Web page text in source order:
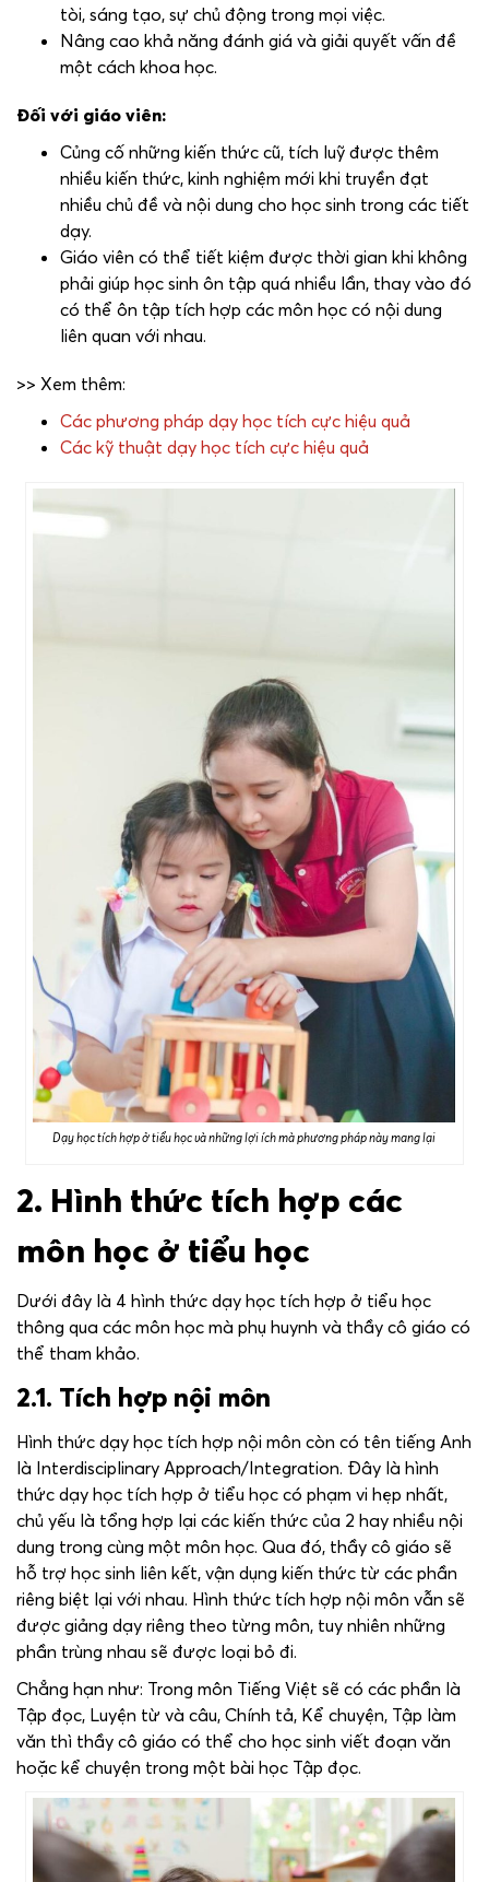
tòi, sáng tạo, sự chủ động trong mọi việc.
Nâng cao khả năng đánh giá và giải quyết vấn đề
một cách khoa học.
Đối với giáo viên:
Củng cố những kiến thức cũ, tích luỹ được thêm
nhiều kiến thức, kinh nghiệm mới khi truyền đạt
nhiều chủ đề và nội dung cho học sinh trong các tiết
dạy.
Giáo viên có thể tiết kiệm được thời gian khi không
phải giúp học sinh ôn tập quá nhiều lần, thay vào đó
có thể ôn tập tích hợp các môn học có nội dung
liên quan với nhau.
>> Xem thêm:
Các phương pháp dạy học tích cực hiệu quả
Các kỹ thuật dạy học tích cực hiệu quả
Dạy học tích hợp ở tiểu học và những lợi ích mà phương pháp này mang lại
2. Hình thức tích hợp các
môn học ở tiểu học
Dưới đây là 4 hình thức dạy học tích hợp ở tiểu học
thông qua các môn học mà phụ huynh và thầy cô giáo có
thể tham khảo.
2.1. Tích hợp nội môn
Hình thức dạy học tích hợp nội môn còn có tên tiếng Anh
là Interdisciplinary Approach/Integration. Đây là hình
thức dạy học tích hợp ở tiểu học có phạm vi hẹp nhất,
chủ yếu là tổng hợp lại các kiến thức của 2 hay nhiều nội
dung trong cùng một môn học. Qua đó, thầy cô giáo sẽ
hỗ trợ học sinh liên kết, vận dụng kiến thức từ các phần
riêng biệt lại với nhau. Hình thức tích hợp nội môn vẫn sẽ
được giảng dạy riêng theo từng môn, tuy nhiên những
phần trùng nhau sẽ được loại bỏ đi.
Chẳng hạn như: Trong môn Tiếng Việt sẽ có các phần là
Tập đọc, Luyện từ và câu, Chính tả, Kể chuyện, Tập làm
văn thì thầy cô giáo có thể cho học sinh viết đoạn văn
hoặc kể chuyện trong một bài học Tập đọc.